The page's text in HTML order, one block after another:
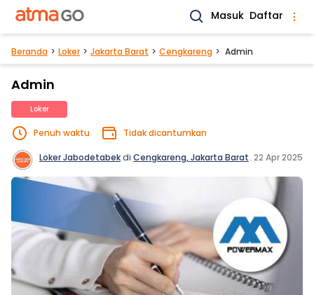
Masuk Daftar
Beranda Loker Jakarta Barat Cengkareng Admin
Admin
Loker
Penuh waktu Tidak dicantumkan
Loker Jabodetabekdi Cengkareng, Jakarta Barat. 22 Apr 2025